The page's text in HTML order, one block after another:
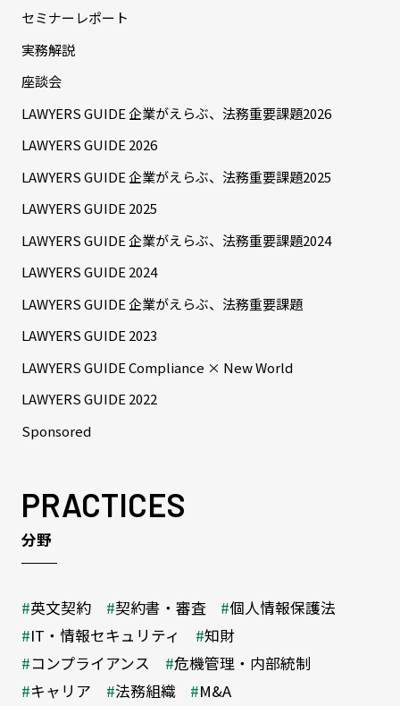
セミナーレポート
実務解説
座談会
LAWYERS GUIDE 企業がえらぶ、法務重要課題2026
LAWYERS GUIDE 2026
LAWYERS GUIDE 企業がえらぶ、法務重要課題2025
LAWYERS GUIDE 2025
LAWYERS GUIDE 企業がえらぶ、法務重要課題2024
LAWYERS GUIDE 2024
LAWYERS GUIDE 企業がえらぶ、法務重要課題
LAWYERS GUIDE 2023
LAWYERS GUIDE Compliance × New World
LAWYERS GUIDE 2022
Sponsored
PRACTICES
分野
英文契約 契約書・審査
個人情報保護法
IT・情報セキュリティ
知財
コンプライアンス
危機管理・内部統制
キャリア
法務組織
M&A